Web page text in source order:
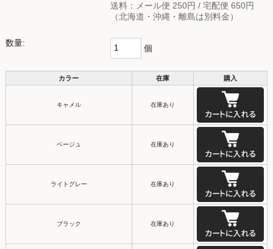
送料：メール便 250円 / 宅配便 650円
（北海道・沖縄・離島は別料金）
数量:
個
カラー 在庫 購入
キャメル 在庫あり
ベージュ 在庫あり
ライトグレー 在庫あり
ブラック 在庫あり